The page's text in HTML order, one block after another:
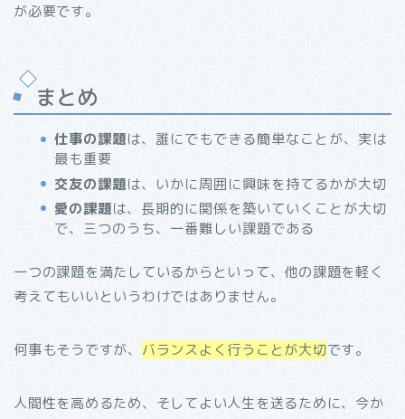
が必要です。
まとめ
仕事の課題は、誰にでもできる簡単なことが、実は
最も重要
交友の課題は、いかに周囲に興味を持てるかが大切
愛の課題は、長期的に関係を築いていくことが大切
で、三つのうち、一番難しい課題である
一つの課題を満たしているからといって、他の課題を軽く
考えてもいいというわけではありません。
何事もそうですが、 バランスよく行うことが大切です。
人間性を高めるため、そしてよい人生を送るために、今か